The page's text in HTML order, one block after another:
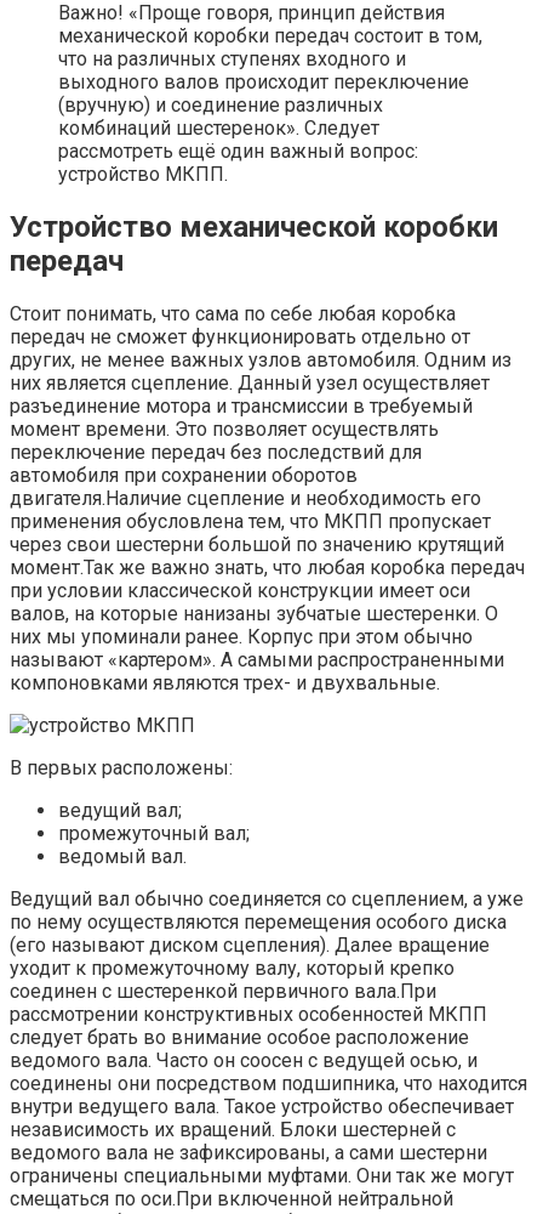
Важно! «Проще говоря, принцип действия
механической коробки передач состоит в том,
что на различных ступенях входного и
выходного валов происходит переключение
(вручную) и соединение различных
комбинаций шестеренок». Следует
рассмотреть ещё один важный вопрос:
устройство МКПП.
Устройство механической коробки
передач
Стоит понимать, что сама по себе любая коробка
передач не сможет функционировать отдельно от
других, не менее важных узлов автомобиля. Одним из
них является сцепление. Данный узел осуществляет
разъединение мотора и трансмиссии в требуемый
момент времени. Это позволяет осуществлять
переключение передач без последствий для
автомобиля при сохранении оборотов
двигателя.Наличие сцепление и необходимость его
применения обусловлена тем, что МКПП пропускает
через свои шестерни большой по значению крутящий
момент.Так же важно знать, что любая коробка передач
при условии классической конструкции имеет оси
валов, на которые нанизаны зубчатые шестеренки. О
них мы упоминали ранее. Корпус при этом обычно
называют «картером». А самыми распространенными
компоновками являются трех- и двухвальные.
В первых расположены:
ведущий вал;
промежуточный вал;
ведомый вал.
Ведущий вал обычно соединяется со сцеплением, а уже
по нему осуществляются перемещения особого диска
(его называют диском сцепления). Далее вращение
уходит к промежуточному валу, который крепко
соединен с шестеренкой первичного вала.При
рассмотрении конструктивных особенностей МКПП
следует брать во внимание особое расположение
ведомого вала. Часто он соосен с ведущей осью, и
соединены они посредством подшипника, что находится
внутри ведущего вала. Такое устройство обеспечивает
независимость их вращений. Блоки шестерней с
ведомого вала не зафиксированы, а сами шестерни
ограничены специальными муфтами. Они так же могут
смещаться по оси.При включенной нейтральной